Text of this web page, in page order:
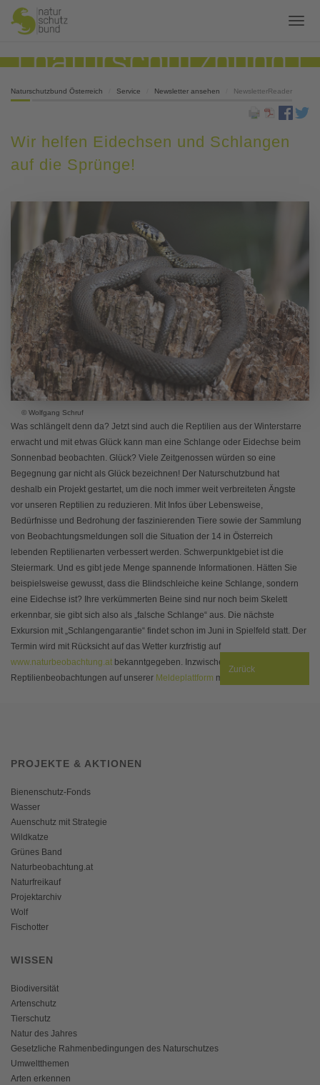
Naturschutzbund Österreich Service Newsletter ansehen NewsletterReader
Wir helfen Eidechsen und Schlangen
auf die Sprünge!
© Wolfgang Schruf
Was schlängelt denn da? Jetzt sind auch die Reptilien aus der Winterstarre
erwacht und mit etwas Glück kann man eine Schlange oder Eidechse beim
Sonnenbad beobachten. Glück? Viele Zeitgenossen würden so eine
Begegnung gar nicht als Glück bezeichnen! Der Naturschutzbund hat
deshalb ein Projekt gestartet, um die noch immer weit verbreiteten Ängste
vor unseren Reptilien zu reduzieren. Mit Infos über Lebensweise,
Bedürfnisse und Bedrohung der faszinierenden Tiere sowie der Sammlung
von Beobachtungsmeldungen soll die Situation der 14 in Österreich
lebenden Reptilienarten verbessert werden. Schwerpunktgebiet ist die
Steiermark. Und es gibt jede Menge spannende Informationen. Hätten Sie
beispielsweise gewusst, dass die Blindschleiche keine Schlange, sondern
eine Eidechse ist? Ihre verkümmerten Beine sind nur noch beim Skelett
erkennbar, sie gibt sich also als „falsche Schlange“ aus. Die nächste
Exkursion mit „Schlangengarantie“ findet schon im Juni in Spielfeld statt. Der
Termin wird mit Rücksicht auf das Wetter kurzfristig auf
www.naturbeobachtung.at bekanntgegeben. Inzwischen können Sie Ihre
Reptilienbeobachtungen auf unserer Meldeplattform melden!
Zurück
PROJEKTE & AKTIONEN
Bienenschutz-Fonds
Wasser
Auenschutz mit Strategie
Wildkatze
Grünes Band
Naturbeobachtung.at
Naturfreikauf
Projektarchiv
Wolf
Fischotter
WISSEN
Biodiversität
Artenschutz
Tierschutz
Natur des Jahres
Gesetzliche Rahmenbedingungen des Naturschutzes
Umweltthemen
Arten erkennen